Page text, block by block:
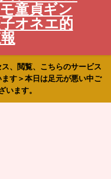
童貞ギン
オネエ的
、閲覧、こちらのサービス
す＞本日は足元が悪い中ご
います。